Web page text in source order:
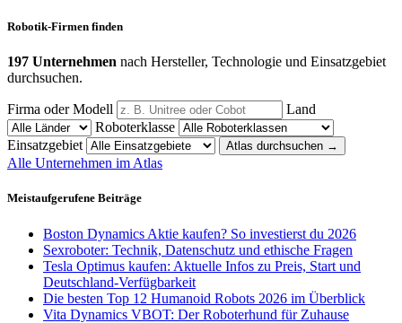
Robotik-Firmen finden
197 Unternehmen nach Hersteller, Technologie und Einsatzgebiet
durchsuchen.
Firma oder Modell
Land
Roboterklasse
Einsatzgebiet
Atlas durchsuchen →
Alle Unternehmen im Atlas
Meistaufgerufene Beiträge
Boston Dynamics Aktie kaufen? So investierst du 2026
Sexroboter: Technik, Datenschutz und ethische Fragen
Tesla Optimus kaufen: Aktuelle Infos zu Preis, Start und
Deutschland-Verfügbarkeit
Die besten Top 12 Humanoid Robots 2026 im Überblick
Vita Dynamics VBOT: Der Roboterhund für Zuhause